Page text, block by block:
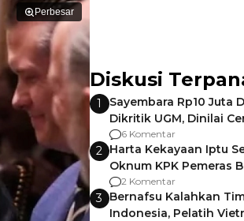
Perbesar
Diskusi
1
Sayembara Rp10 Juta
Dikritik UGM, Dinilai
Gagalnya Negara
6 Komentar
2 Harta Kekayaan Iptu
Oknum KPK Pemeras
Pemalang
2 Komentar
3 Bernafsu Kalahkan
Indonesia, Pelatih